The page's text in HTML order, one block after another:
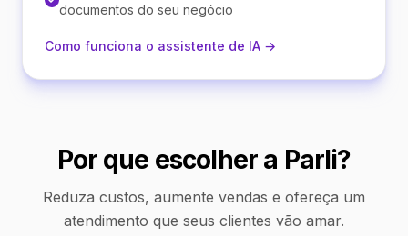
documentos do seu negócio
Como funciona o assistente de IA →
Por que escolher a Parli?
Reduza custos, aumente vendas e ofereça um
atendimento que seus clientes vão amar.